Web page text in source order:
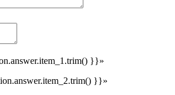
}}»
}}»